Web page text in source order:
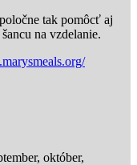
tak pomôcť aj
na vzdelanie.
október,